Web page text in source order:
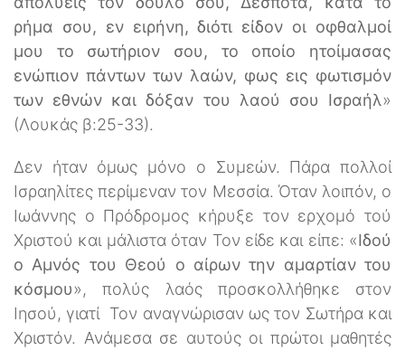
ρήμα σου, εν ειρήνη, διότι είδον οι οφθαλμοί
μου το σωτήριον σου, το οποίο ητοίμασας
ενώπιον πάντων των λαών, φως εις φωτισμόν
των εθνών και δόξαν του λαού σου Ισραήλ»
(Λουκάς β:25-33).
Δεν ήταν όμως μόνο ο Συμεών. Πάρα πολλοί
Ισραηλίτες περίμεναν τον Μεσσία. Όταν λοιπόν, ο
Ιωάννης ο Πρόδρομος κήρυξε τον ερχομό τού
Χριστού και μάλιστα όταν Τον είδε και είπε: «Ιδού
ο Αμνός του Θεού ο αίρων την αμαρτίαν του
κόσμου», πολύς λαός προσκολλήθηκε στον
Ιησού, γιατί Τον αναγνώρισαν ως τον Σωτήρα και
Χριστόν. Ανάμεσα σε αυτούς οι πρώτοι μαθητές